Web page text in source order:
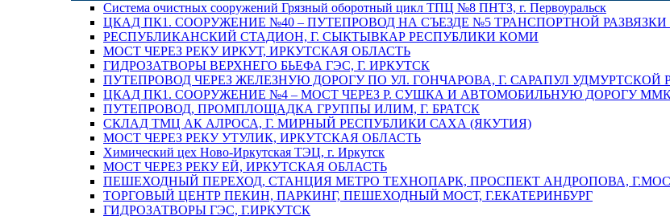
Система очистных сооружений Грязный оборотный цикл ТПЦ №8 ПНТЗ, г. Первоуральск
ЦКАД ПК1. СООРУЖЕНИЕ №40 – ПУТЕПРОВОД НА СЪЕЗДЕ №5 ТРАНСПОРТНОЙ
РЕСПУБЛИКАНСКИЙ СТАДИОН, Г. СЫКТЫВКАР РЕСПУБЛИКИ КОМИ
МОСТ ЧЕРЕЗ РЕКУ ИРКУТ, ИРКУТСКАЯ ОБЛАСТЬ
ГИДРОЗАТВОРЫ ВЕРХНЕГО БЬЕФА ГЭС, Г. ИРКУТСК
ПУТЕПРОВОД ЧЕРЕЗ ЖЕЛЕЗНУЮ ДОРОГУ ПО УЛ. ГОНЧАРОВА, Г. САРАПУЛ УДМУРТСКОЙ
ЦКАД ПК1. СООРУЖЕНИЕ №4 – МОСТ ЧЕРЕЗ Р. СУШКА И АВТОМОБИЛЬНУЮ ДОРОГУ ММК
ПУТЕПРОВОД, ПРОМПЛОЩАДКА ГРУППЫ ИЛИМ, Г. БРАТСК
СКЛАД ТМЦ АК АЛРОСА, Г. МИРНЫЙ РЕСПУБЛИКИ САХА (ЯКУТИЯ)
МОСТ ЧЕРЕЗ РЕКУ УТУЛИК, ИРКУТСКАЯ ОБЛАСТЬ
Химический цех Ново-Иркутская ТЭЦ, г. Иркутск
МОСТ ЧЕРЕЗ РЕКУ ЕЙ, ИРКУТСКАЯ ОБЛАСТЬ
ПЕШЕХОДНЫЙ ПЕРЕХОД, СТАНЦИЯ МЕТРО ТЕХНОПАРК, ПРОСПЕКТ АНДРОПОВА,
ТОРГОВЫЙ ЦЕНТР ПЕКИН, ПАРКИНГ, ПЕШЕХОДНЫЙ МОСТ, Г.ЕКАТЕРИНБУРГ
ГИДРОЗАТВОРЫ ГЭС, Г.ИРКУТСК